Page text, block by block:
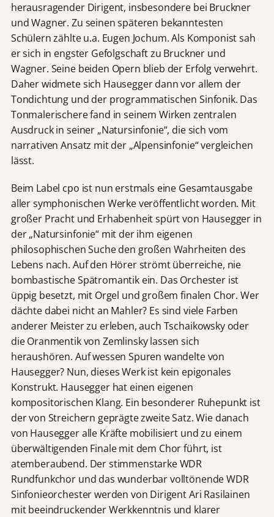
herausragender Dirigent, insbesondere bei Bruckner
und Wagner. Zu seinen späteren bekanntesten
Schülern zählte u.a. Eugen Jochum. Als Komponist sah
er sich in engster Gefolgschaft zu Bruckner und
Wagner. Seine beiden Opern blieb der Erfolg verwehrt.
Daher widmete sich Hausegger dann vor allem der
Tondichtung und der programmatischen Sinfonik. Das
Tonmalerischere fand in seinem Wirken zentralen
Ausdruck in seiner „Natursinfonie“, die sich vom
narrativen Ansatz mit der „Alpensinfonie“ vergleichen
lässt.
Beim Label cpo ist nun erstmals eine Gesamtausgabe
aller symphonischen Werke veröffentlicht worden. Mit
großer Pracht und Erhabenheit spürt von Hausegger in
der „Natursinfonie“ mit der ihm eigenen
philosophischen Suche den großen Wahrheiten des
Lebens nach. Auf den Hörer strömt überreiche, nie
bombastische Spätromantik ein. Das Orchester ist
üppig besetzt, mit Orgel und großem finalen Chor. Wer
dächte dabei nicht an Mahler? Es sind viele Farben
anderer Meister zu erleben, auch Tschaikowsky oder
die Oranmentik von Zemlinsky lassen sich
heraushören. Auf wessen Spuren wandelte von
Hausegger? Nun, dieses Werk ist kein epigonales
Konstrukt. Hausegger hat einen eigenen
kompositorischen Klang. Ein besonderer Ruhepunkt ist
der von Streichern geprägte zweite Satz. Wie danach
von Hausegger alle Kräfte mobilisiert und zu einem
überwältigenden Finale mit dem Chor führt, ist
atemberaubend. Der stimmenstarke WDR
Rundfunkchor und das wunderbar volltönende WDR
Sinfonieorchester werden von Dirigent Ari Rasilainen
mit beeindruckender Werkkenntnis und klarer